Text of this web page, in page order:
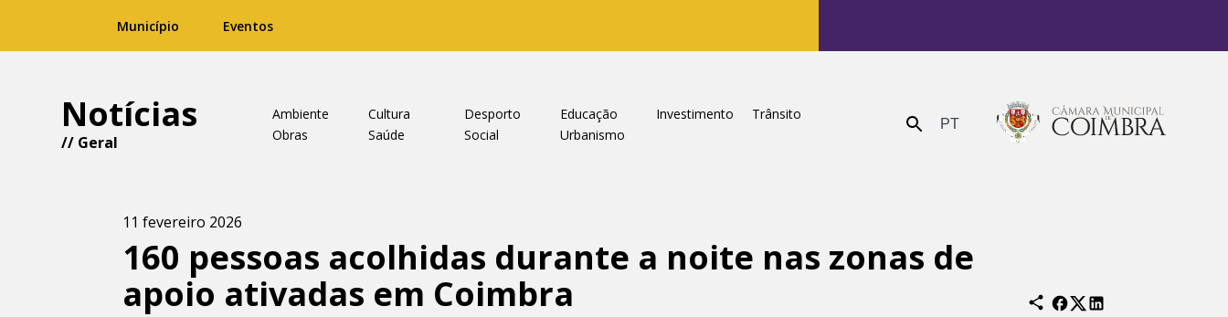
Município Eventos
Notícias
// Geral
Ambiente Cultura Desporto Educação Investimento
Trânsito
Obras
Saúde Social Urbanismo Enviar PT
11 fevereiro 2026
160 pessoas acolhidas durante a noite nas zonas de
apoio ativadas em Coimbra